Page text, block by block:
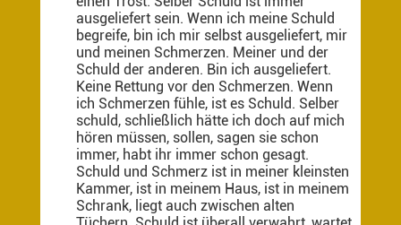
ausgeliefert sein. Wenn ich meine Schuld
begreife, bin ich mir selbst ausgeliefert, mir
und meinen Schmerzen. Meiner und der
Schuld der anderen. Bin ich ausgeliefert.
Keine Rettung vor den Schmerzen. Wenn
ich Schmerzen fühle, ist es Schuld. Selber
schuld, schließlich hätte ich doch auf mich
hören müssen, sollen, sagen sie schon
immer, habt ihr immer schon gesagt.
Schuld und Schmerz ist in meiner kleinsten
Kammer, ist in meinem Haus, ist in meinem
Schrank, liegt auch zwischen alten